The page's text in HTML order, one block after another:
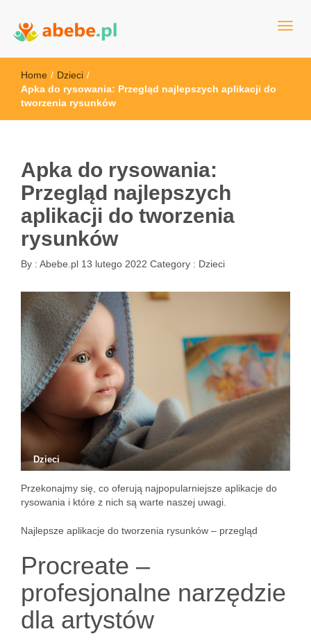
Abebe
Home / Dzieci /
Apka do rysowania: Przegląd najlepszych aplikacji do
tworzenia rysunków
Apka do rysowania:
Przegląd najlepszych
aplikacji do tworzenia
rysunków
By : Abebe.pl 13 lutego 2022 Category : Dzieci
Dzieci
Przekonajmy się, co oferują najpopularniejsze aplikacje do
rysowania i które z nich są warte naszej uwagi.
Najlepsze aplikacje do tworzenia rysunków – przegląd
Procreate –
profesjonalne narzędzie
dla artystów